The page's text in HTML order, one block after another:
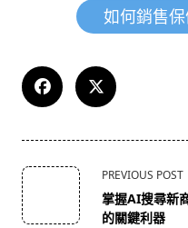
如何銷售
<span
class="nav-
subtitle
PREVIOUS POST
掌握AI搜尋新
的關鍵利器